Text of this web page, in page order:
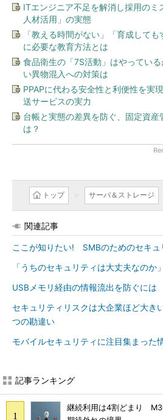
ITエンジニア不足を解消し採用のミ
人材活用」の実態
「教える時間がない」「育成して
に必要な教育方法とは
食品衛生の「7S活動」はやってい
い異物混入への対策は
PPAPに代わる安全性と利便性を実
送サービスの実力
台帳と実態の差異を防ぐ、固定資産
は？
トップ サーバ＆ストレージ
関連記事
ここが知りたい! SMBのためのセキュ
「うちのセキュリティは大丈夫なのか
USBメモリ経由の情報流出を防ぐには
セキュリティリスクは大企業ほど大
つの勘違い
モバイルセキュリティに注目集まった
記事ランキング
継続利用は4割どまり